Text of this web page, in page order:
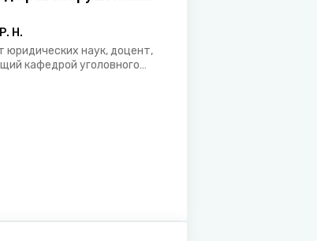
запретов и
Н.
юридических наук, доцент,
кафедрой уголовного